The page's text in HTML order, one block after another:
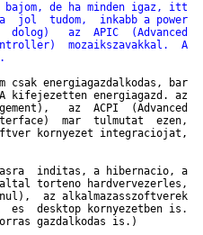
de ha minden igaz, itt
jol  tudom,  inkabb a power
dolog)   az  APIC  (Advanced
mozaikszavakkal.  A
csak energiagazdalkodas, bar
kifejezetten energiagazd. az
az  ACPI  (Advanced
mar  tulmutat  ezen,
kornyezet integraciojat,
inditas, a hibernacio, a
torteno hardvervezerles,
az alkalmazasszoftverek
es  desktop kornyezetben is.
gazdalkodas is.)